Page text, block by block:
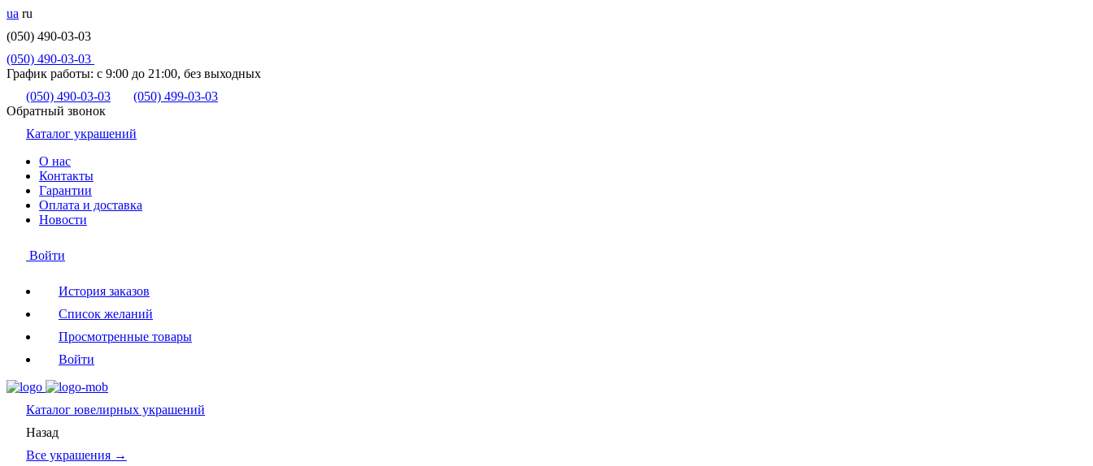
ua ru
(050) 490-03-03
(050) 490-03-03
График работы: с 9:00 до 21:00, без выходных
(050) 490-03-03
(050) 499-03-03
Обратный звонок
Каталог украшений
О нас
Контакты
Гарантии
Оплата и доставка
Новости
Войти
История заказов
Список желаний
Просмотренные товары
Войти
Каталог ювелирных украшений
Назад
Все украшения →